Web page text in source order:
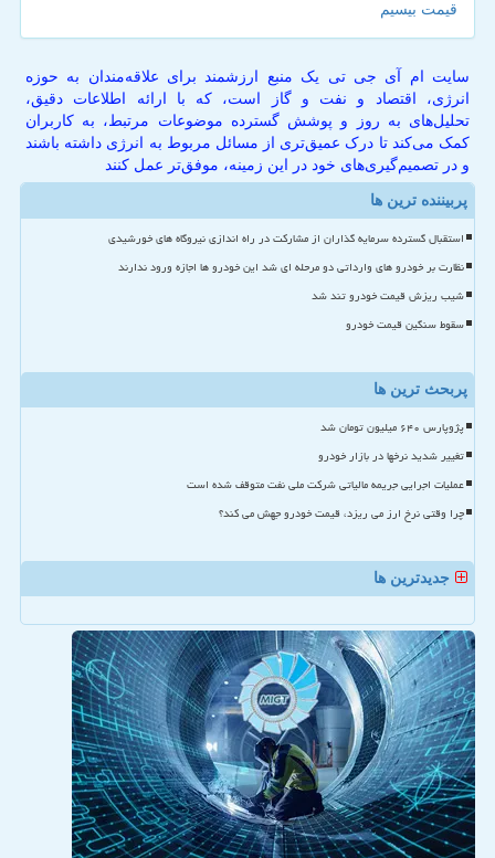
قیمت بیسیم
سایت ام آی جی تی یک منبع ارزشمند برای علاقه‌مندان به حوزه
انرژی، اقتصاد و نفت و گاز است، که با ارائه اطلاعات دقیق،
تحلیل‌های به روز و پوشش گسترده موضوعات مرتبط، به کاربران
کمک می‌کند تا درک عمیق‌تری از مسائل مربوط به انرژی داشته باشند
و در تصمیم‌گیری‌های خود در این زمینه، موفق‌تر عمل کنند
پربیننده ترین ها
استقبال گسترده سرمایه گذاران از مشارکت در راه اندازی نیروگاه های خورشیدی
نظارت بر خودرو های وارداتی دو مرحله ای شد این خودرو ها اجازه ورود ندارند
شیب ریزش قیمت خودرو تند شد
سقوط سنگین قیمت خودرو
پربحث ترین ها
پژوپارس ۶۴۰ میلیون تومان شد
تغییر شدید نرخها در بازار خودرو
عملیات اجرایی جریمه مالیاتی شرکت ملی نفت متوقف شده است
چرا وقتی نرخ ارز می ریزد، قیمت خودرو جهش می کند؟
جدیدترین ها